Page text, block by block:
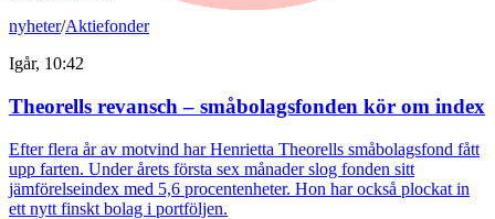
nyheter/Aktiefonder
Igår, 10:42
Theorells revansch – småbolagsfonden kör om index
Efter flera år av motvind har Henrietta Theorells småbolagsfond fått
upp farten. Under årets första sex månader slog fonden sitt
jämförelseindex med 5,6 procentenheter. Hon har också plockat in
ett nytt finskt bolag i portföljen.